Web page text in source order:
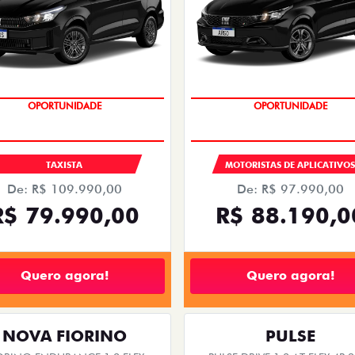
OPORTUNIDADE
TAXISTA
De: R$ 109.990,00
79.990,00
Quero agora!
OPORTUNIDADE
MOTORISTAS DE APLICATIVOS
De: R$ 97.990,00
R$
Quero agora!
NOVA FIORINO PULSE